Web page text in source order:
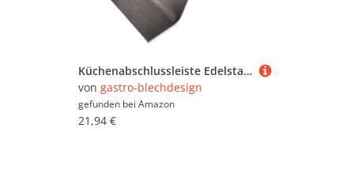
Küchenabschlussleiste Edelstahl - 2m lang - 6x4cm - 0,8mm stark - K240 geschliffen V2A - Abschlussleiste Arbeitsplatte INNEN-WINKEL -200cm 2000mm- Abschlussprofil 60x40mm
von gastro-blechdesign
gefunden bei Amazon
21,94 €